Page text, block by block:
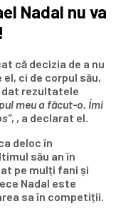
Nadal nu va
că decizia de a nu
ci de corpul său,
rezultatele
meu a făcut-o. Îmi
, , a declarat el.
deloc în
său an în
pe mulți fani și
Nadal este
sa în competiții.